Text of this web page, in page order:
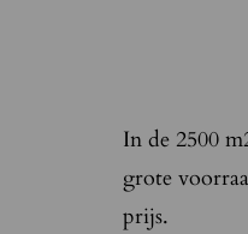
In de 2500
grote
prijs.